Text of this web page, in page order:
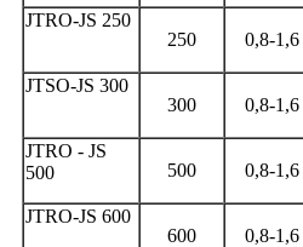
JTRO-JS 250
250
0,8-1,6
JTSO-JS 300
300
0,8-1,6
JTRO - JS
500
500 0,8-1,6
JTRO-JS 600
600
0,8-1,6